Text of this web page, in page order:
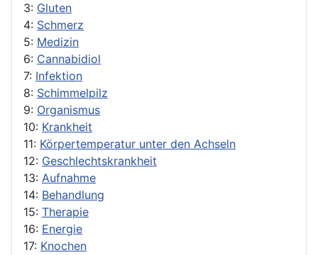
3: Gluten
4: Schmerz
5: Medizin
6: Cannabidiol
7: Infektion
8: Schimmelpilz
9: Organismus
10: Krankheit
11: Körpertemperatur unter den Achseln
12: Geschlechtskrankheit
13: Aufnahme
14: Behandlung
15: Therapie
16: Energie
17: Knochen